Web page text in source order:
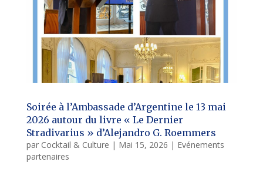
Soirée à l’Ambassade d’Argentine le 13 mai
2026 autour du livre « Le Dernier
Stradivarius » d’Alejandro G. Roemmers
par Cocktail & Culture | Mai 15, 2026 | Evénements
partenaires